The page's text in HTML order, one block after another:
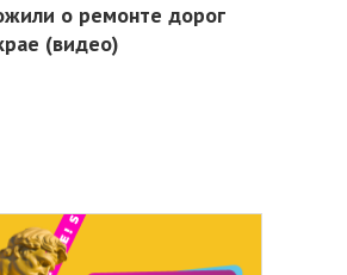
о ремонте дорог
(видео)